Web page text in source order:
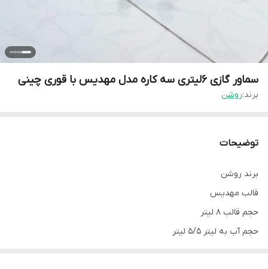
سماور گازی 6لیتری سه کاره مدل مهدیس با قوری چینی
برند:روشن
توضیحات
برند روشن
قالب مهدیس
حجم قالب 8 لیتر
حجم آب به لیتر 5/5 لیتر